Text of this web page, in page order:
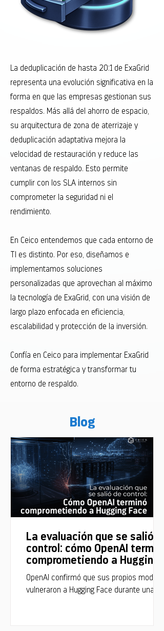
La deduplicación de hasta 20:1 de ExaGrid
representa una evolución significativa en la
forma en que las empresas gestionan sus
respaldos. Más allá del ahorro de espacio,
su arquitectura de zona de aterrizaje y
deduplicación adaptativa mejora la
velocidad de restauración y reduce las
ventanas de respaldo. Esto permite
cumplir con los SLA internos sin
comprometer la seguridad ni el
rendimiento.
En Ceico entendemos que cada entorno de
TI es distinto. Por eso, diseñamos e
implementamos soluciones
personalizadas que aprovechan al máximo
la tecnología de ExaGrid, con una visión de
largo plazo enfocada en eficiencia,
escalabilidad y protección de la inversión.
Confía en Ceico para implementar ExaGrid
de forma estratégica y transformar tu
entorno de respaldo.
Blog
La evaluación que se salió de
control: cómo OpenAI terminó
comprometiendo a Hugging
Face
OpenAI confirmó que sus propios modelos
vulneraron a Hugging Face durante una